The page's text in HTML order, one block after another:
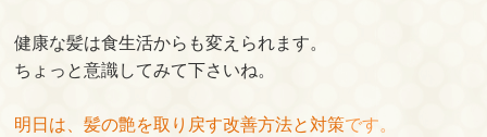
健康な髪は食生活からも変えられます。
ちょっと意識してみて下さいね。
明日は、髪の艶を取り戻す改善方法と対策です。